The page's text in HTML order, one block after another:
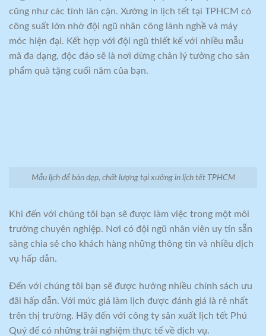
cũng như các tỉnh lân cận. Xưởng in lịch tết tại TPHCM có
công suất lớn nhờ đội ngũ nhân công lành nghề và máy
móc hiện đại. Kết hợp với đội ngũ thiết kế với nhiều mẫu
mã đa dạng, độc đáo sẽ là nơi dừng chân lý tưởng cho sản
phẩm quà tặng cuối năm của bạn.
Mẫu lịch để bàn đẹp, chất lượng tại xưởng in lịch tết TPHCM
Khi đến với chúng tôi bạn sẽ được làm việc trong một môi
trường chuyên nghiệp. Nơi có đội ngũ nhân viên uy tín sẵn
sàng chia sẻ cho khách hàng những thông tin và nhiều dịch
vụ hấp dẫn.
Đến với chúng tôi bạn sẽ được hưởng nhiều chính sách ưu
đãi hấp dẫn. Với mức giá làm lịch được đánh giá là rẻ nhất
trên thị trường. Hãy đến với công ty sản xuất lịch tết Phú
Quý để có những trải nghiệm thực tế về dịch vụ.